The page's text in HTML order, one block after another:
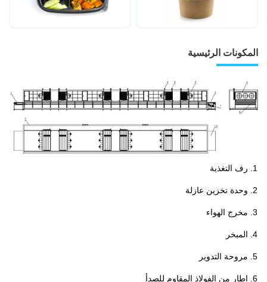
المكونات الرئيسية
رف التغذية
وحدة تخزين عازلة
مخرج الهواء
المبخر
مروحة التدوير
إطار من الفولاذ المقاوم للصدأ